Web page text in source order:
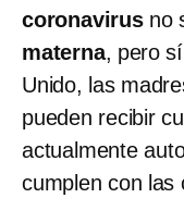
coronavirusno
materna, pero
Unido, las
pueden recibir
actualmente
cumplen con las